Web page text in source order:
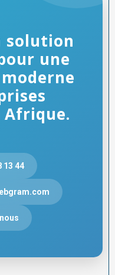
solution
une
Afrique.
13 44